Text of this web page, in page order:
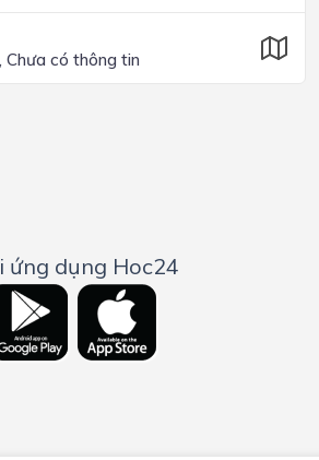
Chưa có thông tin
ứng dụng Hoc24